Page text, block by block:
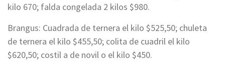
kilo 670; falda congelada 2 kilos $980.
Brangus: Cuadrada de ternera el kilo $525,50; chuleta
de ternera el kilo $455,50; colita de cuadril el kilo
$620,50; costil a de novil o el kilo $450.